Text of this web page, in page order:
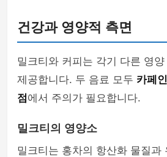
건강과 영양적 측면
밀크티와 커피는 각기 다른 영
제공합니다. 두 음료 모두 카페
점에서 주의가 필요합니다.
밀크티의 영양소
밀크티는 홍차의 항산화 물질과